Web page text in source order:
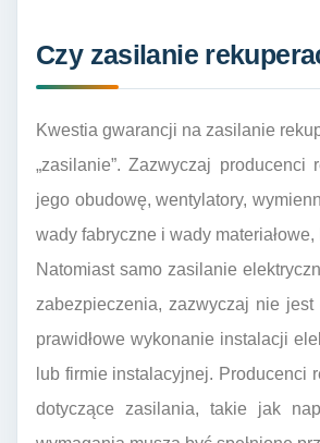
Czy zasilanie
Kwestia gwarancji na zasilanie
„zasilanie”. Zazwyczaj
jego obudowę, wentylatory,
wady fabryczne i wady
Natomiast samo zasilanie
zabezpieczenia, zazwyczaj nie
prawidłowe wykonanie instalacji
lub firmie instalacyjnej. Producenci
dotyczące zasilania, takie jak